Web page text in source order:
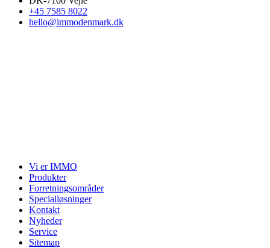
+45 7585 8022
hello@immodenmark.dk
Vi er IMMO
Produkter
Forretningsområder
Specialløsninger
Kontakt
Nyheder
Service
Sitemap